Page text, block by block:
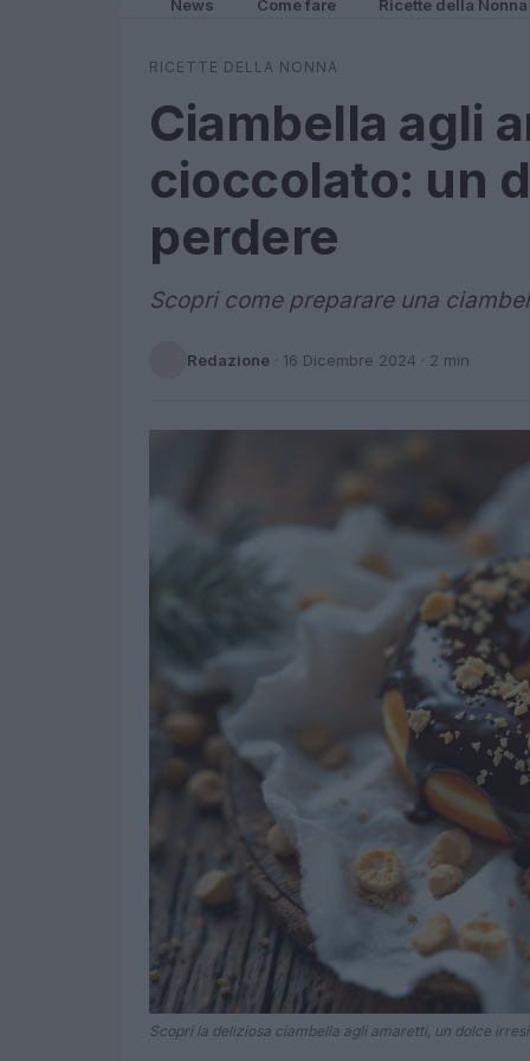
News Come fare Ricette della Nonna
RICETTE DELLA NONNA
Ciambella agli
cioccolato: un
perdere
Scopri come preparare una
Redazione · 16 Dicembre 2024 · 2 min
Scopri la deliziosa ciambella agli amaretti, un dolce